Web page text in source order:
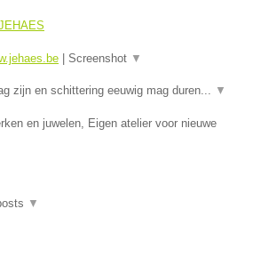
| Screenshot ▼
zijn en schittering eeuwig mag duren... ▼
en juwelen, Eigen atelier voor nieuwe
▼